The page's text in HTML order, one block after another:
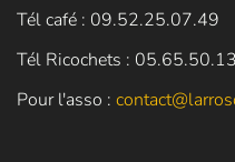
Tél café : 09.52.25.07.49
Tél Ricochets :
Pour l'asso :